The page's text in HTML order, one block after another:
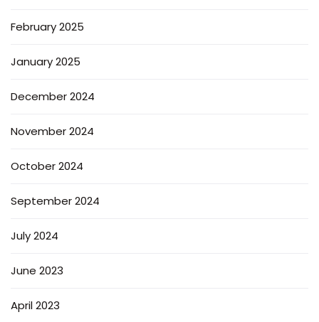
February 2025
January 2025
December 2024
November 2024
October 2024
September 2024
July 2024
June 2023
April 2023